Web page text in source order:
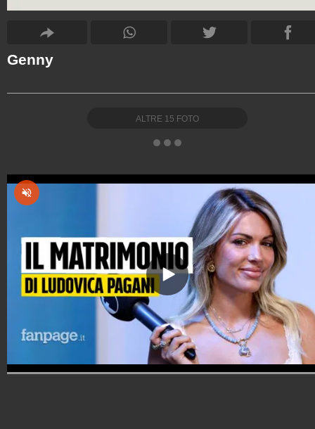
Genny
ALTRE 15 FOTO